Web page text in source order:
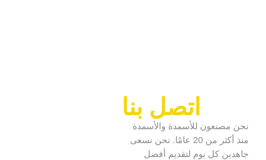
اتصل بنا
نحن مصنعون للأسمدة والأسمدة
منذ أكثر من 20 عامًا. نحن نسعى
جاهدين كل يوم لتقديم أفضل